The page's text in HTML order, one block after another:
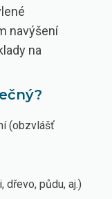
navýšení
na
(obzvlášť
půdu, aj.)